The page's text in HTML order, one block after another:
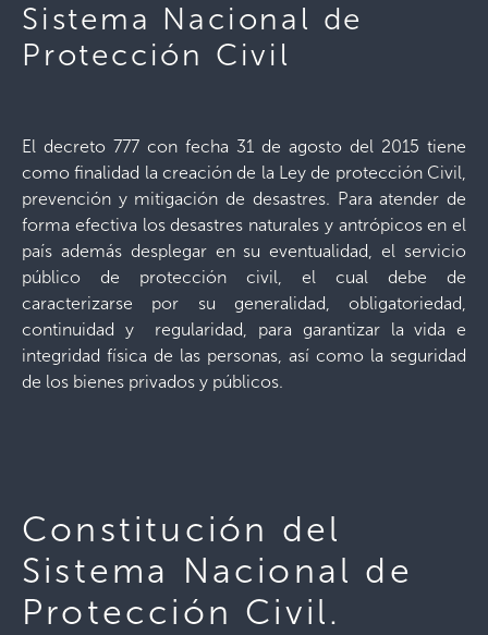
Sistema Nacional de
Protección Civil
El decreto 777 con fecha 31 de agosto del 2015 tiene
como finalidad la creación de la Ley de protección Civil,
prevención y mitigación de desastres. Para atender de
forma efectiva los desastres naturales y antrópicos en el
país además desplegar en su eventualidad, el servicio
público de protección civil, el cual debe de
caracterizarse por su generalidad, obligatoriedad,
continuidad y regularidad, para garantizar la vida e
integridad física de las personas, así como la seguridad
de los bienes privados y públicos.
Constitución del
Sistema Nacional de
Protección Civil.